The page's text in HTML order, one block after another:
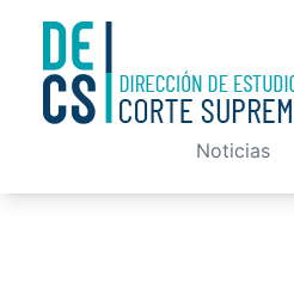
Noticias